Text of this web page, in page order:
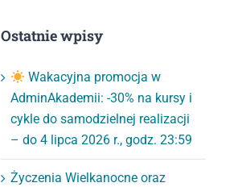
Ostatnie wpisy
Wakacyjna promocja w
AdminAkademii: -30% na kursy i
cykle do samodzielnej realizacji
– do 4 lipca 2026 r., godz. 23:59
Życzenia Wielkanocne oraz